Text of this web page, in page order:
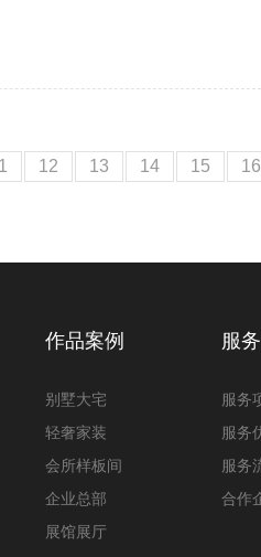
1 12 13 14 15 16
作品案例
别墅大宅
轻奢家装
会所样板间
企业总部
展馆展厅
服
服务
服务
服务
合作